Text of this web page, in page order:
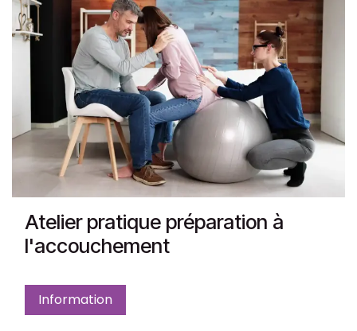
Atelier pratique préparation à
l'accouchement
Information